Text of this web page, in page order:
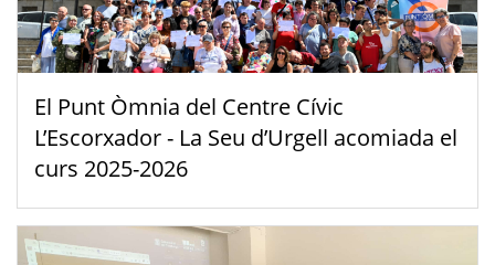
El Punt Òmnia del Centre Cívic
L’Escorxador - La Seu d’Urgell acomiada el
curs 2025-2026